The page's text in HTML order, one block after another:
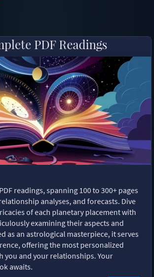
PDF Readings
readings, spanning 100 to 300+ pages
analyses, and forecasts. Dive
of each planetary placement with
examining their aspects and
as an astrological masterpiece, it serves
offering the most personalized
you and your relationships. Your
awaits.